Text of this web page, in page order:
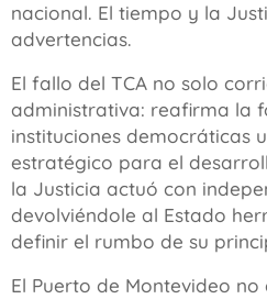
nacional. El tiempo y la
advertencias.
El fallo del TCA no solo
administrativa: reafirma la
instituciones democráticas
estratégico para el
la Justicia actuó con
devolviéndole al Estado
definir el rumbo de su
El Puerto de Montevideo